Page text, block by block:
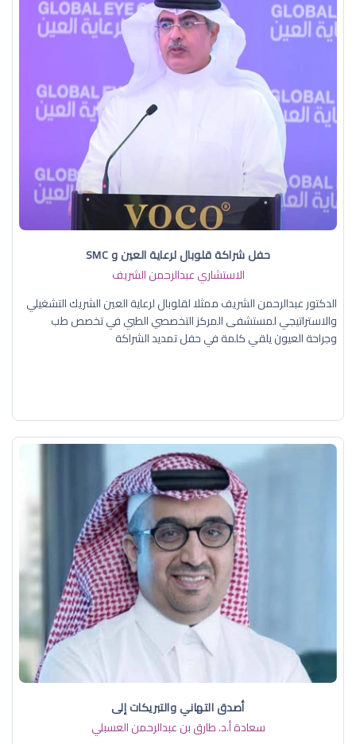
حفل شراكة قلوبال لرعاية العين و SMC
الاستشاري عبدالرحمن الشريف
الدكتور عبدالرحمن الشريف ممثلا لقلوبال لرعاية العين الشريك التشغيلي
والاستراتيجي لمستشفى المركز التخصصي الطبي في تخصص طب
وجراحة العيون يلقي كلمة في حفل تمديد الشراكة
أصدق التهاني والتبريكات إلى
سعادة أ.د. ​طارق بن عبدالرحمن العسبلي